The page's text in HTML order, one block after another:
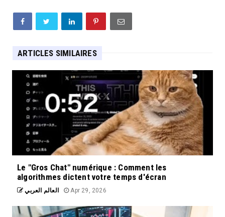
ARTICLES SIMILAIRES
Le "Gros Chat" numérique : Comment les
algorithmes dictent votre temps d'écran
العالم العربي Apr 29, 2026